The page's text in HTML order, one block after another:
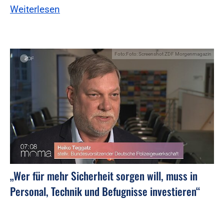
Weiterlesen
Foto:Foto: Screenshot ZDF Morgenmagazin
„Wer für mehr Sicherheit sorgen will, muss in
Personal, Technik und Befugnisse investieren“